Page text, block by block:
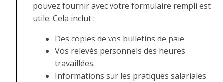
pouvez fournir avec votre formulaire rempli est
utile. Cela inclut :
Des copies de vos bulletins de paie.
Vos relevés personnels des heures
travaillées.
Informations sur les pratiques salariales